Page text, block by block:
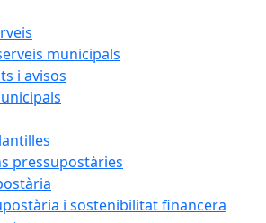
municipals
i avisos
pressupostàries
i sostenibilitat financera